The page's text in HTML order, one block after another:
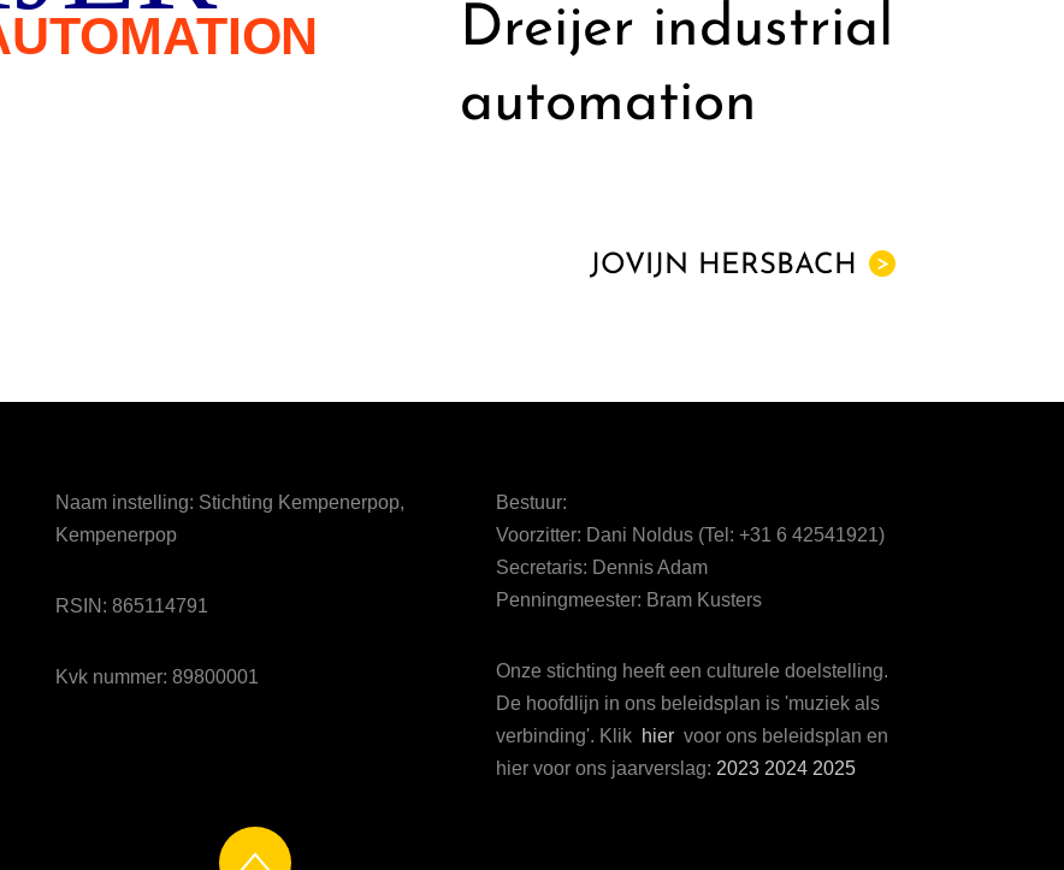
Dreijer industrial
automation
>
JOVIJN HERSBACH
Naam instelling: Stichting Kempenerpop,
Kempenerpop
RSIN: 865114791
Kvk nummer: 89800001
Bestuur:
Voorzitter: Dani Noldus (Tel: +31 6 42541921)
Secretaris: Dennis Adam
Penningmeester: Bram Kusters
Onze stichting heeft een culturele doelstelling.
De hoofdlijn in ons beleidsplan is 'muziek als
verbinding'. Klik hier voor ons beleidsplan en
hier voor ons jaarverslag: 2023 2024 2025